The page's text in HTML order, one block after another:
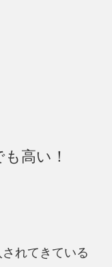
高い！
れてきている